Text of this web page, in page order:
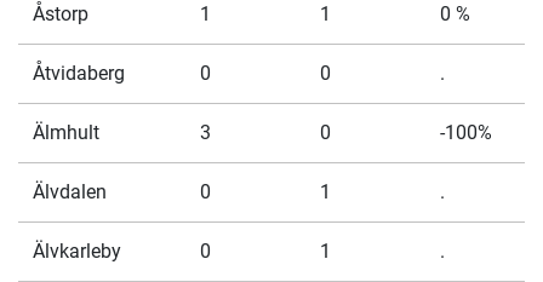
Åstorp 1 1 0 %
Åtvidaberg 0 0 .
Älmhult 3 0 -100%
Älvdalen 0 1 .
Älvkarleby 0 1 .